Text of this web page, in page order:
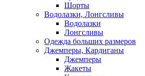
Шорты
Водолазки, Лонгсливы
Водолазки
Лонгсливы
Одежда больших размеров
Джемперы, Кардиганы
Джемперы
Жакеты